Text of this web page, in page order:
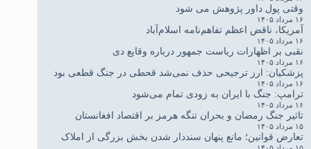
وقتی پول داور پژوهش می شود
۱۶ مرداد ۱۴۰۵
آمریکا، ناقض اعظم تفاهم‌نامه اسلام‌آباد
۱۶ مرداد ۱۴۰۵
نقبی بر اظهارات ریاست جمهور درباره وقایع دی
۱۶ مرداد ۱۴۰۵
پزشکیان: ارز ترجیحی حذف نمی‌شد قحطی در جنگ قطعی بود
۱۶ مرداد ۱۴۰۵
ترامپ: جنگ با ایران به زودی تمام می‌شود
۱۶ مرداد ۱۴۰۵
تاثیر جنگ رمضان و بحران تنگه هرمز بر اقتصاد افغانستان
۱۵ مرداد ۱۴۰۵
تعارض قوانین؛ مانع پنهان سنددار شدن بخش بزرگی از املاک